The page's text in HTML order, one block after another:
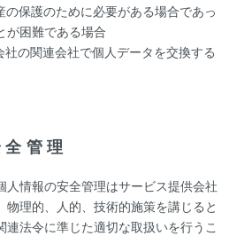
保護のために必要がある場合であっ
が困難である場合
の関連会社で個人データを交換する
管理
人情報の安全管理はサービス提供会社
物理的、人的、技術的施策を講じると
連法令に準じた適切な取扱いを行うこ